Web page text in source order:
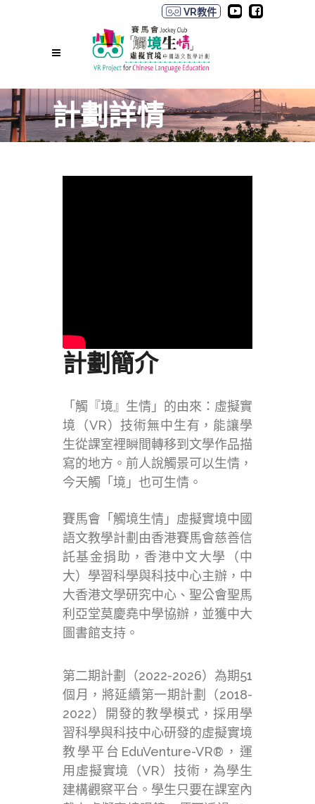
VR教件
計劃詳情
計劃簡介
「觸『境』生情」的由來：虛擬實
境（VR）技術無中生有，能讓學
生從課室裡瞬間轉移到文學作品描
寫的地方。前人說觸景可以生情，
今天觸「境」也可生情。
賽馬會「觸境生情」虛擬實境中國
語文教學計劃由香港賽馬會慈善信
託基金捐助，香港中文大學（中
大）學習科學與科技中心主辦，中
大香港文學研究中心、聖公會聖馬
利亞堂莫慶堯中學協辦，並獲中大
圖書館支持。
第二期計劃（2022-2026）為期51
個月，將延續第一期計劃（2018-
2022）開發的教學模式，採用學
習科學與科技中心研發的虛擬實境
教學平台EduVenture-VR®，運
用虛擬實境（VR）技術，為學生
建構觀察平台。學生只要在課室內